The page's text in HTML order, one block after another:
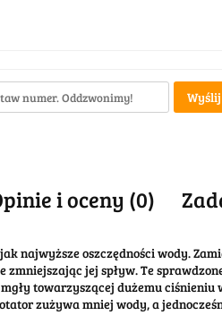
Wyślij
i oceny (0)
najwyższe oszczędności wody.
jej spływ. Te
towarzyszącej dużemu
zużywa mniej wody, a